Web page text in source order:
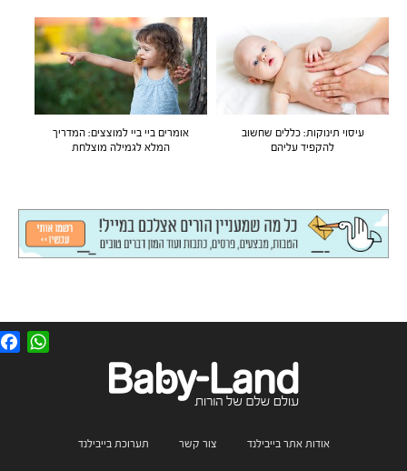
עיסוי תינוקות: כללים שחשוב
להקפיד עליהם
אומרים ביי ביי למוצצים: המדריך
המלא לגמילה מוצלחת
אודות אתר בייבילנד צור קשר תערוכת בייבילנד
F
a
W
h